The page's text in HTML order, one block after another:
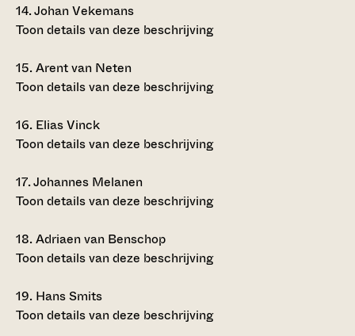
14.Johan Vekemans
Toon details van deze beschrijving
15.Arent van Neten
Toon details van deze beschrijving
16. Elias Vinck
Toon details van deze beschrijving
17.Johannes Melanen
Toon details van deze beschrijving
18.Adriaen van Benschop
Toon details van deze beschrijving
19. Hans Smits
Toon details van deze beschrijving